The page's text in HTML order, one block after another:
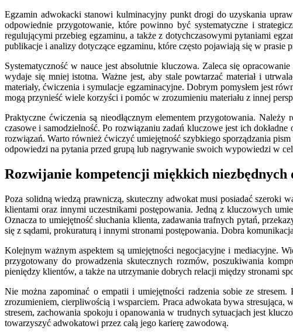
Egzamin adwokacki stanowi kulminacyjny punkt drogi do uzyskania
odpowiednie przygotowanie, które powinno być systematyczne i
regulującymi przebieg egzaminu, a także z dotychczasowymi pytaniami
publikacje i analizy dotyczące egzaminu, które często pojawiają się w
Systematyczność w nauce jest absolutnie kluczowa. Zaleca się
wydaje się mniej istotna. Ważne jest, aby stale powtarzać materiał i
materiały, ćwiczenia i symulacje egzaminacyjne. Dobrym pomysłem jest
mogą przynieść wiele korzyści i pomóc w zrozumieniu materiału z innej
Praktyczne ćwiczenia są nieodłącznym elementem przygotowania.
czasowe i samodzielność. Po rozwiązaniu zadań kluczowe jest ich
rozwiązań. Warto również ćwiczyć umiejętność szybkiego sporządzania
odpowiedzi na pytania przed grupą lub nagrywanie swoich wypowiedzi w
Rozwijanie kompetencji miękkich niezbędnych
Poza solidną wiedzą prawniczą, skuteczny adwokat musi posiadać
klientami oraz innymi uczestnikami postępowania. Jedną z kluczowych
Oznacza to umiejętność słuchania klienta, zadawania trafnych pytań,
się z sądami, prokuraturą i innymi stronami postępowania. Dobra
Kolejnym ważnym aspektem są umiejętności negocjacyjne i mediacyjne.
przygotowany do prowadzenia skutecznych rozmów, poszukiwania
pieniędzy klientów, a także na utrzymanie dobrych relacji między stronami
Nie można zapominać o empatii i umiejętności radzenia sobie ze
zrozumieniem, cierpliwością i wsparciem. Praca adwokata bywa
stresem, zachowania spokoju i opanowania w trudnych sytuacjach jest
towarzyszyć adwokatowi przez całą jego karierę zawodową.